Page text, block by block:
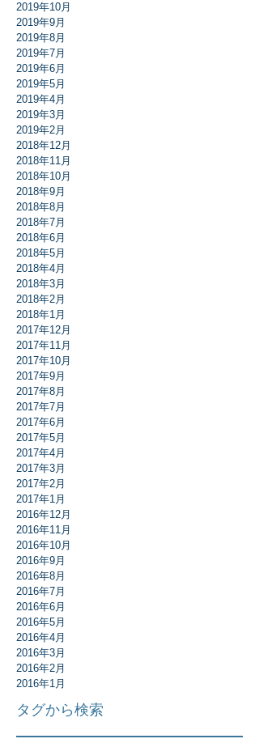
2019年10月
2019年9月
2019年8月
2019年7月
2019年6月
2019年5月
2019年4月
2019年3月
2019年2月
2018年12月
2018年11月
2018年10月
2018年9月
2018年8月
2018年7月
2018年6月
2018年5月
2018年4月
2018年3月
2018年2月
2018年1月
2017年12月
2017年11月
2017年10月
2017年9月
2017年8月
2017年7月
2017年6月
2017年5月
2017年4月
2017年3月
2017年2月
2017年1月
2016年12月
2016年11月
2016年10月
2016年9月
2016年8月
2016年7月
2016年6月
2016年5月
2016年4月
2016年3月
2016年2月
2016年1月
タグから検索